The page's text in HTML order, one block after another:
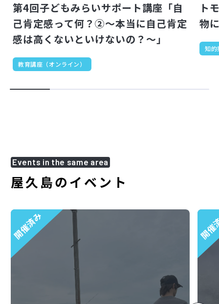
第4回子どもみらいサポート講座「自
己肯定感って何？②～本当に自己肯定
感は高くないといけないの？～」
教育講座（オンライン）
ト
物
知的
Events in the same area
屋久島のイベント
開催済み 開